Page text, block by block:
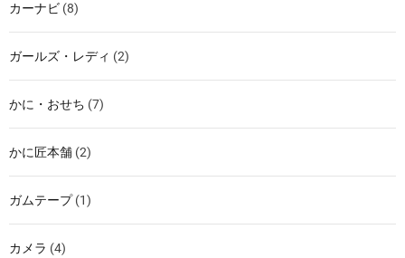
カーナビ (8)
ガールズ・レディ (2)
かに・おせち (7)
かに匠本舗 (2)
ガムテープ(1)
カメラ (4)